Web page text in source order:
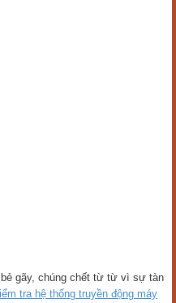
gãy, chúng chết từ từ vì sự tàn
tra hệ thống truyền động máy